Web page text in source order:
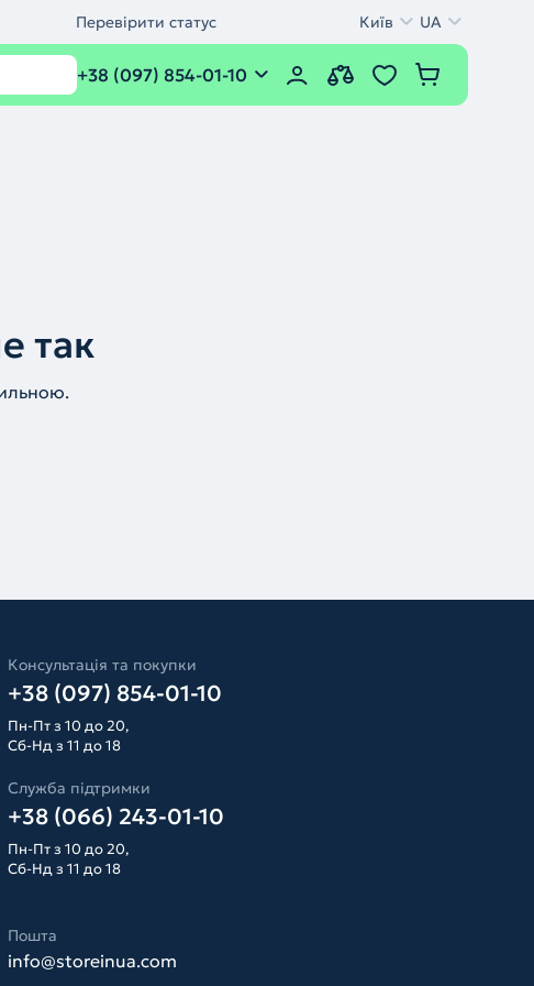
Перевірити статус Київ UA
+38 (097) 854-01-10
так
Консультація та покупки
+38 (097) 854-01-10
Пн-Пт з 10 до 20,
Сб-Нд з 11 до 18
Служба підтримки
+38 (066) 243-01-10
Пн-Пт з 10 до 20,
Сб-Нд з 11 до 18
Пошта
info@storeinua.com